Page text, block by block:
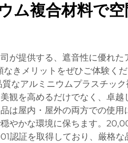
ム複合材料で空
が提供する、遮音性に優れた
きメリットをぜひご体験く
なアルミニウムプラスチック
観を高めるだけでなく、卓越
は屋内・屋外の両方での使用
やかな環境に保ちます。
認証を取得しており、厳格な